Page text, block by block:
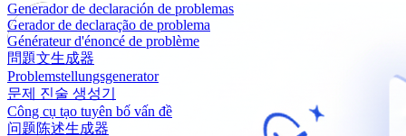
Generador de declaración de problemas
Gerador de declaração de problema
Générateur d'énoncé de problème
問題文生成器
Problemstellungsgenerator
문제 진술 생성기
Công cụ tạo tuyên bố vấn đề
问题陈述生成器